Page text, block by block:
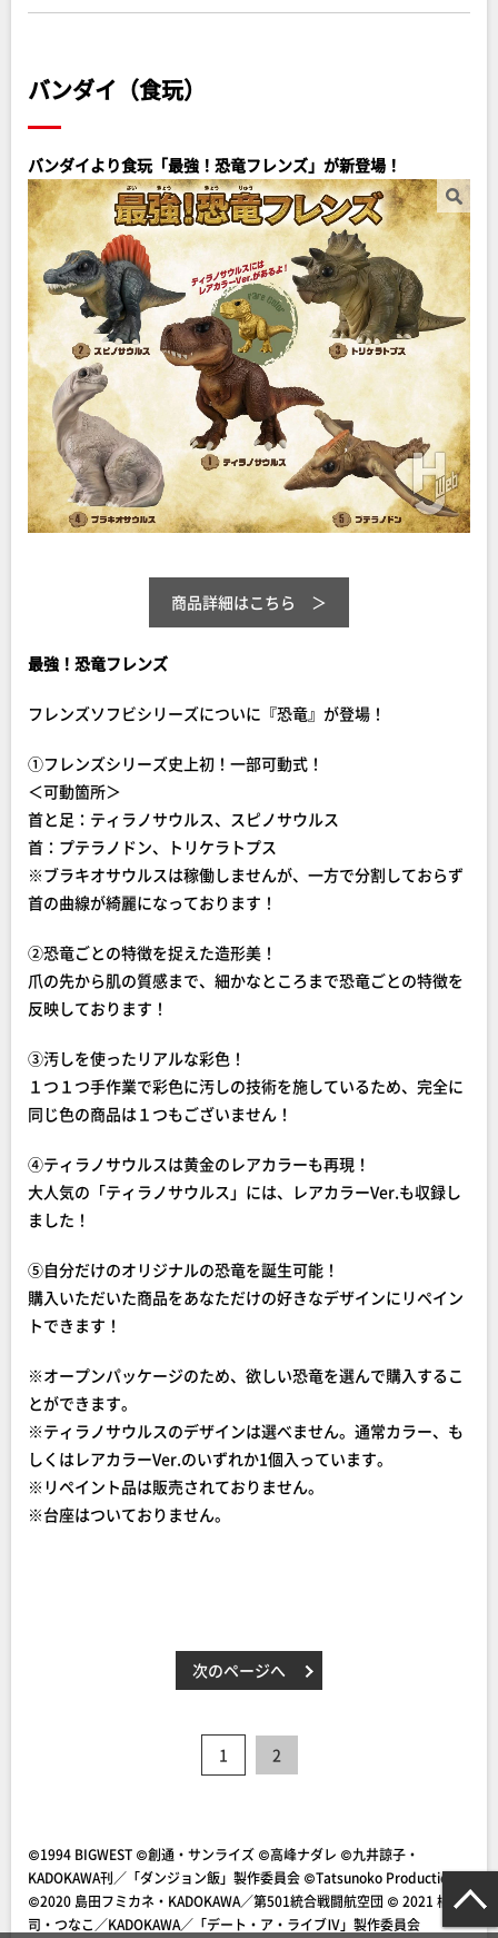
バンダイ（食玩）
バンダイより食玩「最強！恐竜フレンズ」が新登場！
商品詳細はこちら
最強！恐竜フレンズ
フレンズソフビシリーズについに『恐竜』が登場！
①フレンズシリーズ史上初！一部可動式！
＜可動箇所＞
首と足：ティラノサウルス、スピノサウルス
首：プテラノドン、トリケラトプス
※ブラキオサウルスは稼働しませんが、一方で分割しておらず
首の曲線が綺麗になっております！
②恐竜ごとの特徴を捉えた造形美！
爪の先から肌の質感まで、細かなところまで恐竜ごとの特徴を
反映しております！
③汚しを使ったリアルな彩色！
１つ１つ手作業で彩色に汚しの技術を施しているため、完全に
同じ色の商品は１つもございません！
④ティラノサウルスは黄金のレアカラーも再現！
大人気の「ティラノサウルス」には、レアカラーVer.も収録し
ました！
⑤自分だけのオリジナルの恐竜を誕生可能！
購入いただいた商品をあなただけの好きなデザインにリペイン
トできます！
※オープンパッケージのため、欲しい恐竜を選んで購入するこ
とができます。
※ティラノサウルスのデザインは選べません。通常カラー、も
しくはレアカラーVer.のいずれか1個入っています。
※リペイント品は販売されておりません。
※台座はついておりません。
次のページへ
1 2
©1994 BIGWEST ©創通・サンライズ ©高峰ナダレ ©九井諒子・
KADOKAWA刊／「ダンジョン飯」製作委員会 ©Tatsunoko Production
©2020 島田フミカネ・KADOKAWA／第501統合戦闘航空団 © 2021 橘公
司・つなこ／KADOKAWA／「デート・ア・ライブⅣ」製作委員会